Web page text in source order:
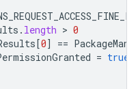
. length > 0
[0] ==
= true